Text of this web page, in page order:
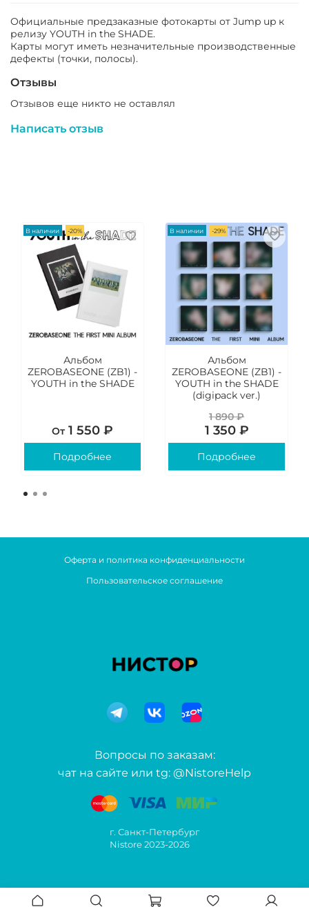
Официальные предзаказные фотокарты от Jump up к
релизу YOUTH in the SHADE.
Карты могут иметь незначительные производственные
дефекты (точки, полосы).
Отзывы
Отзывов еще никто не оставлял
Написать отзыв
В наличии -20%
Альбом
ZEROBASEONE (ZB1) -
YOUTH in the SHADE
От 1 550 ₽
Подробнее
В наличии -29%
Альбом
ZEROBASEONE (ZB1) -
YOUTH in the SHADE
(digipack ver.)
1 890 ₽
1 350 ₽
Подробнее
Оферта и политика конфиденциальности
Пользовательское соглашение
Вопросы по заказам:
чат на сайте или tg: @NistoreHelp
г. Санкт-Петербург
Nistore 2023-2026